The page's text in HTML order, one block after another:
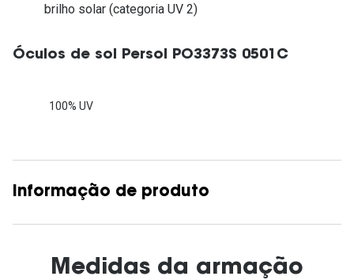
brilho solar (categoria UV 2)
Óculos de sol Persol PO3373S 0501C
100% UV
Informação de produto
Medidas da armação